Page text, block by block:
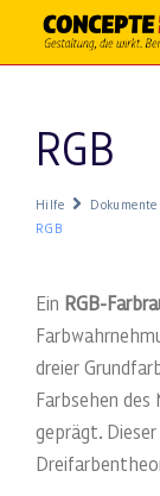
RGB
Hilfe
RGB
Ein RGB-
dreier
Farbsehen
geprägt.